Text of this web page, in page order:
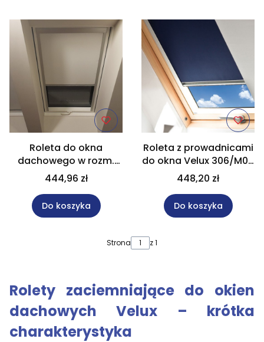
Roleta do okna
dachowego w rozm.
61,8x81,0 cm
444,96 zł
Do koszyka
Roleta z prowadnicami
do okna Velux 306/M06
rozm. 61,3x94 cm
448,20 zł
Do koszyka
Strona z 1
Rolety zaciemniające do okien
dachowych Velux – krótka
charakterystyka